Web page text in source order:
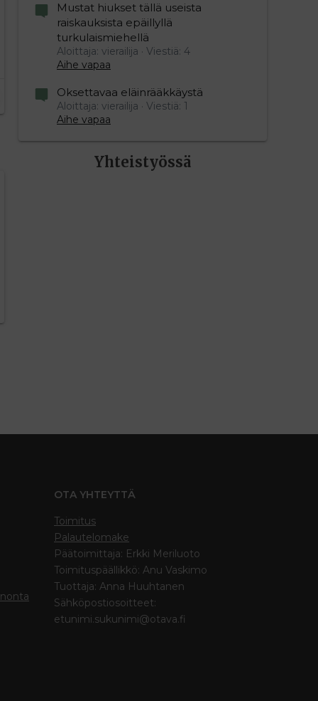
editoriin…
Mustat hiukset tällä useista
raiskauksista epäillyllä
turkulaismiehellä
Aloittaja: vierailija
Viestiä: 4
Aihe vapaa
Oksettavaa eläinrääkkäystä
Aloittaja: vierailija
Viestiä: 1
Aihe vapaa
Yhteistyössä
OTA YHTEYTTÄ
Toimitus
Palautelomake
Päätoimittaja: Erkki Meriluoto
Toimituspäällikkö: Anu Vaskimo
Tuottaja: Anna Huuhtanen
Sähköpostiosoitteet:
etunimi.sukunimi@otava.fi